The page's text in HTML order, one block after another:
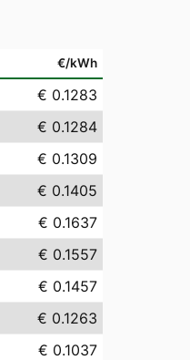
€/kWh
€ 0.1283
€ 0.1284
€ 0.1309
€ 0.1405
€ 0.1637
€ 0.1557
€ 0.1457
€ 0.1263
€ 0.1037